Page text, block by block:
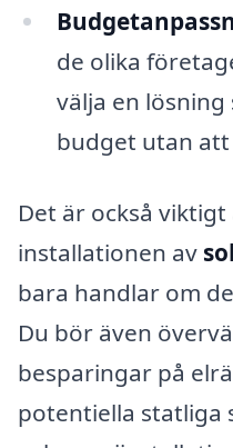
de olika
välja en
budget utan
Det är också
installationen av
bara handlar om
Du bör även
besparingar på
potentiella statliga